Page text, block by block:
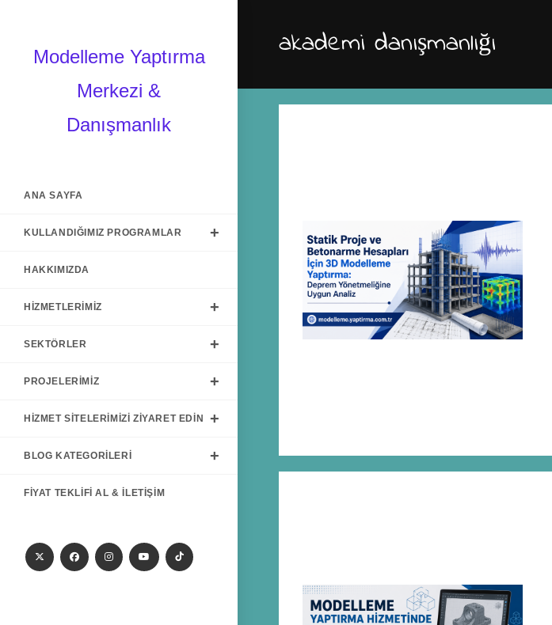
Modelleme Yaptırma
Merkezi &
Danışmanlık
ANA SAYFA
KULLANDIĞIMIZ PROGRAMLAR
HAKKIMIZDA
HIZMETLERIMIZ
SEKTÖRLER
PROJELERIMIZ
HIZMET SITELERIMIZI ZIYARET EDIN
BLOG KATEGORILERI
FIYAT TEKLIFI AL & İLETIŞIM
akademi danışmanlığı